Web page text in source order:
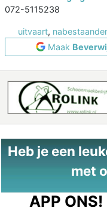
072-5115238
uitvaart,
Maak
Heb je een
met
APP ONS!